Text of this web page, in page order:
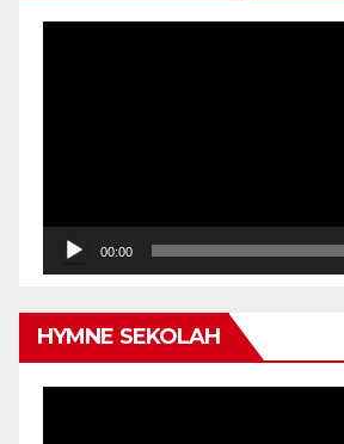
00:00
HYMNE SEKOLAH